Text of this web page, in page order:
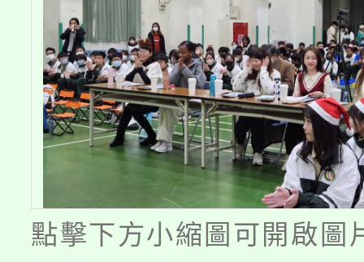
點擊下方小縮圖可開啟圖